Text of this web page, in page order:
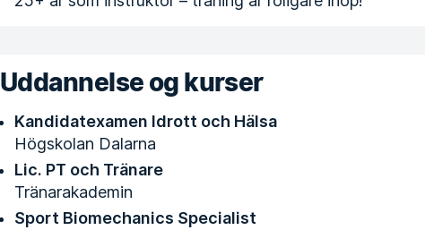
Uddannelse og kurser
Kandidatexamen Idrott och Hälsa
Högskolan Dalarna
Lic. PT och Tränare
Tränarakademin
Sport Biomechanics Specialist